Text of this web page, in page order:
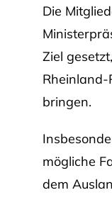
Die
Ziel
bringen.
mögliche
dem